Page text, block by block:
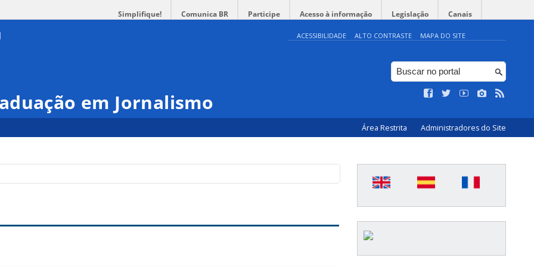
Simplifique! Comunica BR Participe Acesso à informação Legislação Canais
ACESSIBILIDADE ALTO CONTRASTE MAPA DO SITE
em Jornalismo
Área Restrita Administradores do Site